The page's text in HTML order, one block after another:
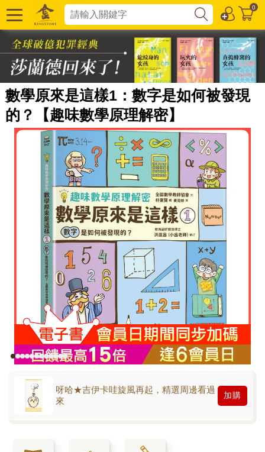
0
數學原來是這樣1：數字是如何被發現
的？【趣味數學原理解密】
呀哈★吉伊卡哇旋風再起，精選周邊看過
來
加購